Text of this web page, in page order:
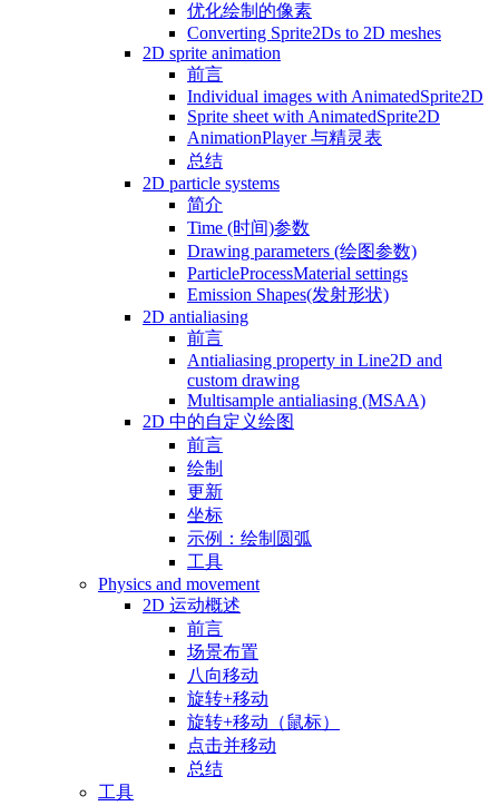
优化绘制的像素
Converting Sprite2Ds to 2D meshes
2D sprite animation
前言
Individual images with AnimatedSprite2D
Sprite sheet with AnimatedSprite2D
AnimationPlayer 与精灵表
总结
2D particle systems
简介
Time (时间)参数
Drawing parameters (绘图参数)
ParticleProcessMaterial settings
Emission Shapes(发射形状)
2D antialiasing
前言
Antialiasing property in Line2D and
custom drawing
Multisample antialiasing (MSAA)
2D 中的自定义绘图
前言
绘制
更新
坐标
示例：绘制圆弧
工具
Physics and movement
2D 运动概述
前言
场景布置
八向移动
旋转+移动
旋转+移动（鼠标）
点击并移动
总结
工具